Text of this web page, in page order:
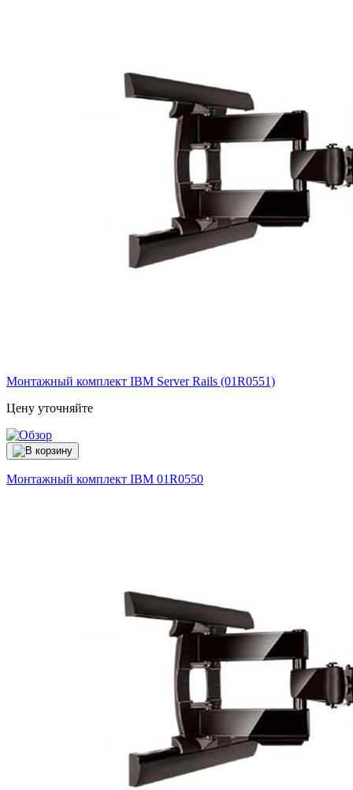
Монтажный комплект IBM Server Rails (01R0551)
Цену уточняйте
Монтажный комплект IBM 01R0550